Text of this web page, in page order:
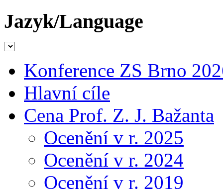
Jazyk/Language
Konference ZS Brno
Hlavní cíle
Cena Prof. Z. J. Bažanta
Ocenění v r. 2025
Ocenění v r. 2024
Ocenění v r. 2019